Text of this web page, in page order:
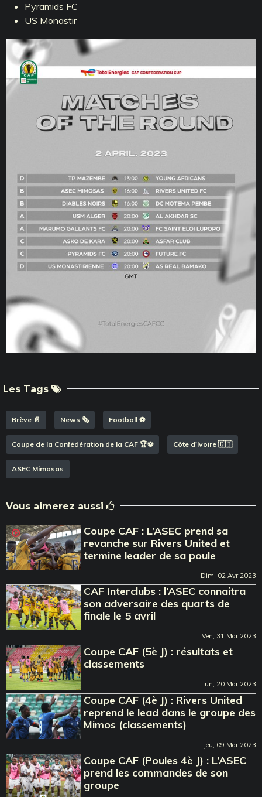
Pyramids FC
US Monastir
Les Tags
Brève 📄 News 🗞️ Football ⚽️
Coupe de la Confédération de la CAF 🏆⚽️ Côte d'Ivoire 🇨🇮
ASEC Mimosas
Vous aimerez aussi
Coupe CAF : L’ASEC prend sa
revanche sur Rivers United et
termine leader de sa poule
Dim, 02 Avr 2023
CAF Interclubs : l’ASEC connaitra
son adversaire des quarts de
finale le 5 avril
Ven, 31 Mar 2023
Coupe CAF (5è J) : résultats et
classements
Lun, 20 Mar 2023
Coupe CAF (4è J) : Rivers United
reprend le lead dans le groupe des
Mimos (classements)
Jeu, 09 Mar 2023
Coupe CAF (Poules 4è J) : L’ASEC
prend les commandes de son
groupe